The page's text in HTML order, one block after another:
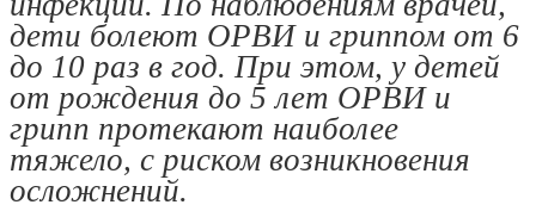
дети болеют ОРВИ и гриппом от 6
до 10 раз в год. При этом, у детей
от рождения до 5 лет ОРВИ и
грипп протекают наиболее
тяжело, с риском возникновения
осложнений.